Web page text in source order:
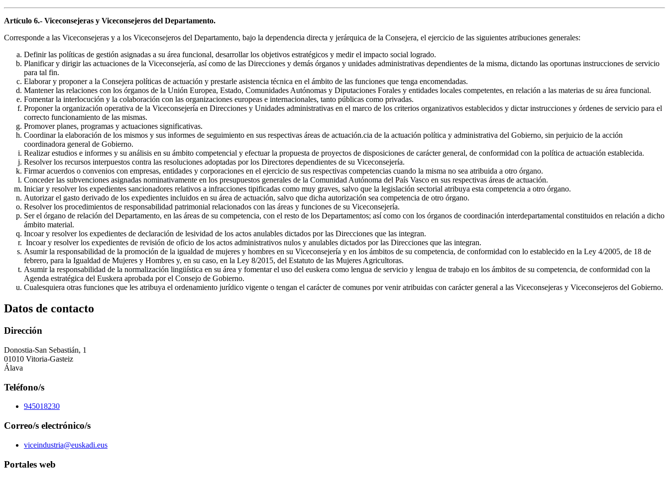
Artículo 6.- Viceconsejeras y Viceconsejeros del Departamento.
Corresponde a las Viceconsejeras y a los Viceconsejeros del Departamento, bajo la dependencia directa y jerárquica de la Consejera, el ejercicio de las siguientes atribuciones generales:
Definir las políticas de gestión asignadas a su área funcional, desarrollar los objetivos estratégicos y medir el impacto social logrado.
Planificar y dirigir las actuaciones de la Viceconsejería, así como de las Direcciones y demás órganos y unidades administrativas dependientes de la misma, dictando las oportunas instrucciones de servicio
para tal fin.
Elaborar y proponer a la Consejera políticas de actuación y prestarle asistencia técnica en el ámbito de las funciones que tenga encomendadas.
Mantener las relaciones con los órganos de la Unión Europea, Estado, Comunidades Autónomas y Diputaciones Forales y entidades locales competentes, en relación a las materias de su área funcional.
Fomentar la interlocución y la colaboración con las organizaciones europeas e internacionales, tanto públicas como privadas.
Proponer la organización operativa de la Viceconsejería en Direcciones y Unidades administrativas en el marco de los criterios organizativos establecidos y dictar instrucciones y órdenes de servicio para el
correcto funcionamiento de las mismas.
Promover planes, programas y actuaciones significativas.
Coordinar la elaboración de los mismos y sus informes de seguimiento en sus respectivas áreas de actuación.cia de la actuación política y administrativa del Gobierno, sin perjuicio de la acción
coordinadora general de Gobierno.
Realizar estudios e informes y su análisis en su ámbito competencial y efectuar la propuesta de proyectos de disposiciones de carácter general, de conformidad con la política de actuación establecida.
Resolver los recursos interpuestos contra las resoluciones adoptadas por los Directores dependientes de su Viceconsejería.
Firmar acuerdos o convenios con empresas, entidades y corporaciones en el ejercicio de sus respectivas competencias cuando la misma no sea atribuida a otro órgano.
Conceder las subvenciones asignadas nominativamente en los presupuestos generales de la Comunidad Autónoma del País Vasco en sus respectivas áreas de actuación.
Iniciar y resolver los expedientes sancionadores relativos a infracciones tipificadas como muy graves, salvo que la legislación sectorial atribuya esta competencia a otro órgano.
Autorizar el gasto derivado de los expedientes incluidos en su área de actuación, salvo que dicha autorización sea competencia de otro órgano.
Resolver los procedimientos de responsabilidad patrimonial relacionados con las áreas y funciones de su Viceconsejería.
Ser el órgano de relación del Departamento, en las áreas de su competencia, con el resto de los Departamentos; así como con los órganos de coordinación interdepartamental constituidos en relación a dicho
ámbito material.
Incoar y resolver los expedientes de declaración de lesividad de los actos anulables dictados por las Direcciones que las integran.
Incoar y resolver los expedientes de revisión de oficio de los actos administrativos nulos y anulables dictados por las Direcciones que las integran.
Asumir la responsabilidad de la promoción de la igualdad de mujeres y hombres en su Viceconsejería y en los ámbitos de su competencia, de conformidad con lo establecido en la Ley 4/2005, de 18 de
febrero, para la Igualdad de Mujeres y Hombres y, en su caso, en la Ley 8/2015, del Estatuto de las Mujeres Agricultoras.
Asumir la responsabilidad de la normalización lingüística en su área y fomentar el uso del euskera como lengua de servicio y lengua de trabajo en los ámbitos de su competencia, de conformidad con la
Agenda estratégica del Euskera aprobada por el Consejo de Gobierno.
Cualesquiera otras funciones que les atribuya el ordenamiento jurídico vigente o tengan el carácter de comunes por venir atribuidas con carácter general a las Viceconsejeras y Viceconsejeros del Gobierno.
Datos de contacto
Dirección
Donostia-San Sebastián, 1
01010 Vitoria-Gasteiz
Álava
Teléfono/s
945018230
Correo/s electrónico/s
viceindustria@euskadi.eus
Portales web